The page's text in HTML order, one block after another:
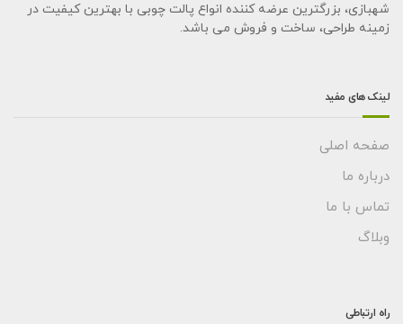
شهبازی، بزرگترین عرضه کننده انواع پالت چوبی با بهترین کیفیت در
زمینه طراحی، ساخت و فروش می باشد.
لینک های مفید
صفحه اصلی
درباره ما
تماس با ما
وبلاگ
راه ارتباطی